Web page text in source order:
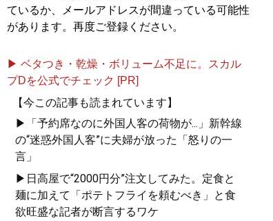
ているか、メールアドレスが間違っている可能性
があります。再度ご登録ください。
▶ ベタつき・乾燥・ボリューム不足に。スカル
プDを公式でチェック [PR]
【今この記事も読まれています】
▶「予約席なのに外国人客の荷物が...」新幹線
の“迷惑外国人客”に夫婦が放った「怒りの一
言」
▶日高屋で“2000円分”注文してみた。定食と
麺に加えて「ポテトフライを頼むべき」と食
欲旺盛な記者が断言するワケ